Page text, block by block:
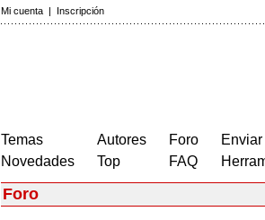
Mi cuenta | Inscripción
Temas
Novedades
Autores
Top
Foro
FAQ
Foro